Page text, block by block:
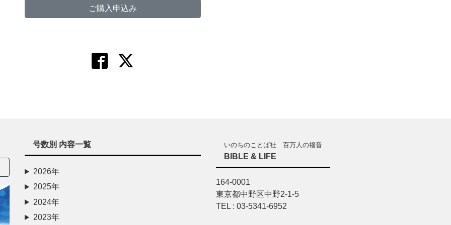
ご購入申込み
号数別 内容一覧
2026年
2025年
2024年
2023年
いのちのことば社 百万人の福音
BIBLE & LIFE
164-0001
東京都中野区中野2-1-5
TEL : 03-5341-6952